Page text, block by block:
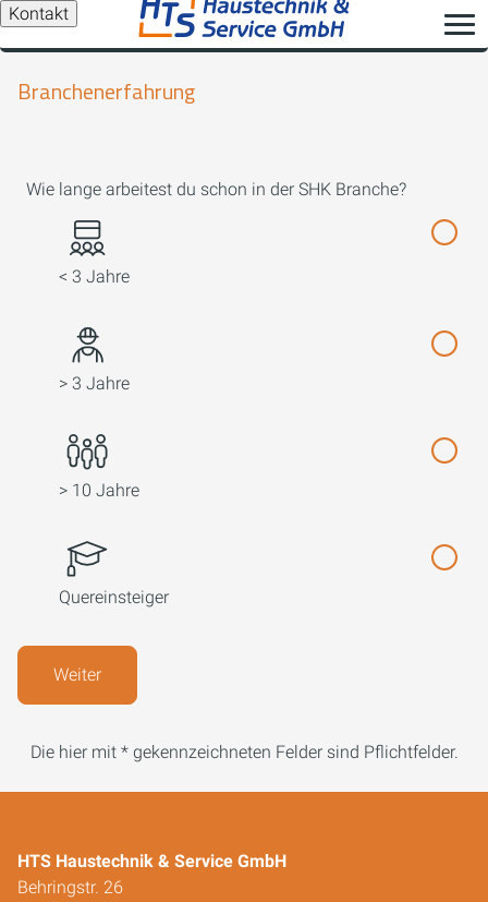
Kontakt
Branchenerfahrung
Wie lange arbeitest du schon in der SHK Branche?
< 3 Jahre
> 3 Jahre
> 10 Jahre
Quereinsteiger
Weiter
Die hier mit * gekennzeichneten Felder sind Pflichtfelder.
HTS Haustechnik & Service GmbH
Behringstr. 26